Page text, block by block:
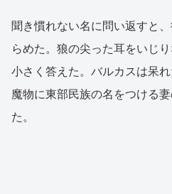
聞き慣れない名に問い返すと
らめた。狼の尖った耳をいじ
小さく答えた。バルカスは呆
魔物に東部民族の名をつける
た。